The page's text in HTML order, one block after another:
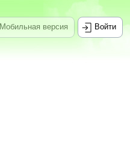
Мобильная версия Войти